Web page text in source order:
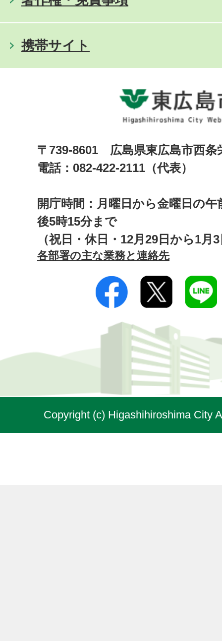
携帯サイト
〒739-8601 広島県東広島市西
電話：082-422-2111（代表）
開庁時間：月曜日から金曜日の午
後5時15分まで
（祝日・休日・12月29日から1月
各部署の主な業務と連絡先
Copyright (c) Higashihiroshima City